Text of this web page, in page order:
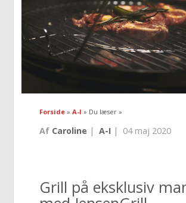
Forside» A-I » Du læser »
Af Caroline | A-I| 04 maj 2020
Grill på eksklusiv